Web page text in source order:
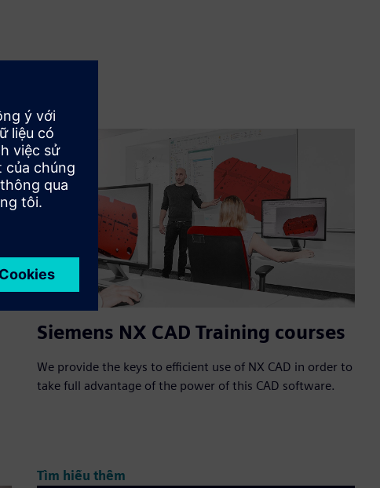
Siemens NX CAD Training courses
We provide the keys to efficient use of NX CAD in order to
take full advantage of the power of this CAD software.
Tìm hiểu thêm